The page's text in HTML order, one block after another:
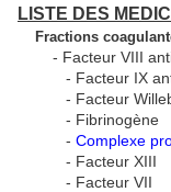
LISTE DES
Fractions
- Facteur VIII
- Facteur IX anti-
- Facteur
- Fibrinogène
- Complexe
- Facteur XIII
- Facteur VII